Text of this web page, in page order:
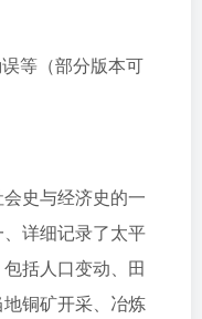
等（部分版本可
史与经济史的一
详细记录了太平
括人口变动、田
铜矿开采、冶炼